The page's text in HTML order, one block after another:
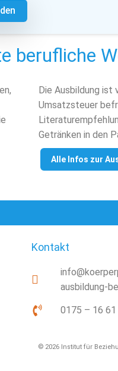
berufliche
Die Ausbildung ist
Umsatzsteuer
Getränken in den
Alle Infos zur
Kontakt
ausbildung-
0175 – 16 61
© 2026 Institut für